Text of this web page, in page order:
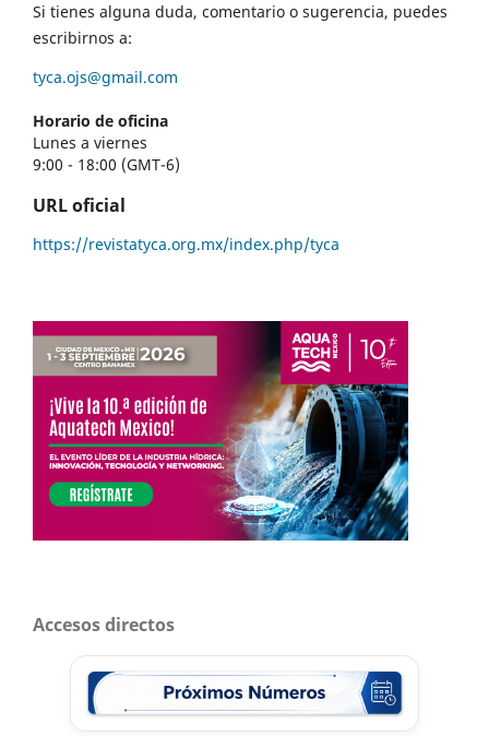
Si tienes alguna duda, comentario o sugerencia, puedes
escribirnos a:
tyca.ojs@gmail.com
Horario de oficina
Lunes a viernes
9:00 - 18:00 (GMT-6)
URL oficial
https://revistatyca.org.mx/index.php/tyca
Accesos directos